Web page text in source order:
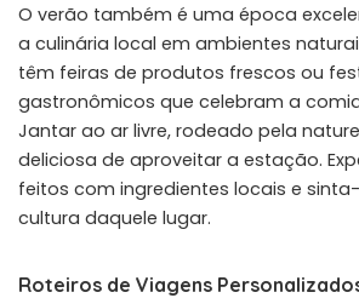
O verão também é uma época
a culinária local em ambientes
têm feiras de produtos frescos ou
gastronômicos que celebram a
Jantar ao ar livre, rodeado pela
deliciosa de aproveitar a estação.
feitos com ingredientes locais e
cultura daquele lugar.
Roteiros de Viagens